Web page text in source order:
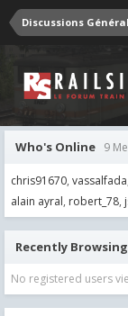
Discussions
Who's Online 9
chris91670 vassalfada
alain ayral robert_78
Recently Browsing
No registered users